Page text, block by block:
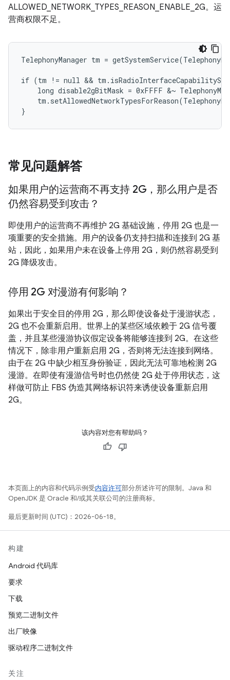
ALLOWED_NETWORK_TYPES_REASON_ENABLE_2G。运
营商权限不足。
TelephonyManager tm =
if (tm != null &&
long disable2gBitMask = 0xFFFF &~
常见问题解答
如果用户的运营商不再支持 2G，那么用户是否
仍然容易受到攻击？
即使用户的运营商不再维护 2G 基础设施，停用 2G 也是一
项重要的安全措施。用户的设备仍支持扫描和连接到 2G 基
站，因此，如果用户未在设备上停用 2G，则仍然容易受到
2G 降级攻击。
停用 2G 对漫游有何影响？
如果出于安全目的停用 2G，那么即使设备处于漫游状态，
2G 也不会重新启用。世界上的某些区域依赖于 2G 信号覆
盖，并且某些漫游协议假定设备将能够连接到 2G。在这些
情况下，除非用户重新启用 2G，否则将无法连接到网络。
由于在 2G 中缺少相互身份验证，因此无法可靠地检测 2G
漫游。在即使有漫游信号时也仍然使 2G 处于停用状态，这
样做可防止 FBS 伪造其网络标识符来诱使设备重新启用
2G。
该内容对您有帮助吗？
本页面上的内容和代码示例受内容许可部分所述许可的限制。Java 和
OpenJDK 是 Oracle 和/或其关联公司的注册商标。
最后更新时间 (UTC)：2026-06-18。
构建
Android 代码库
要求
下载
预览二进制文件
出厂映像
驱动程序二进制文件
关注